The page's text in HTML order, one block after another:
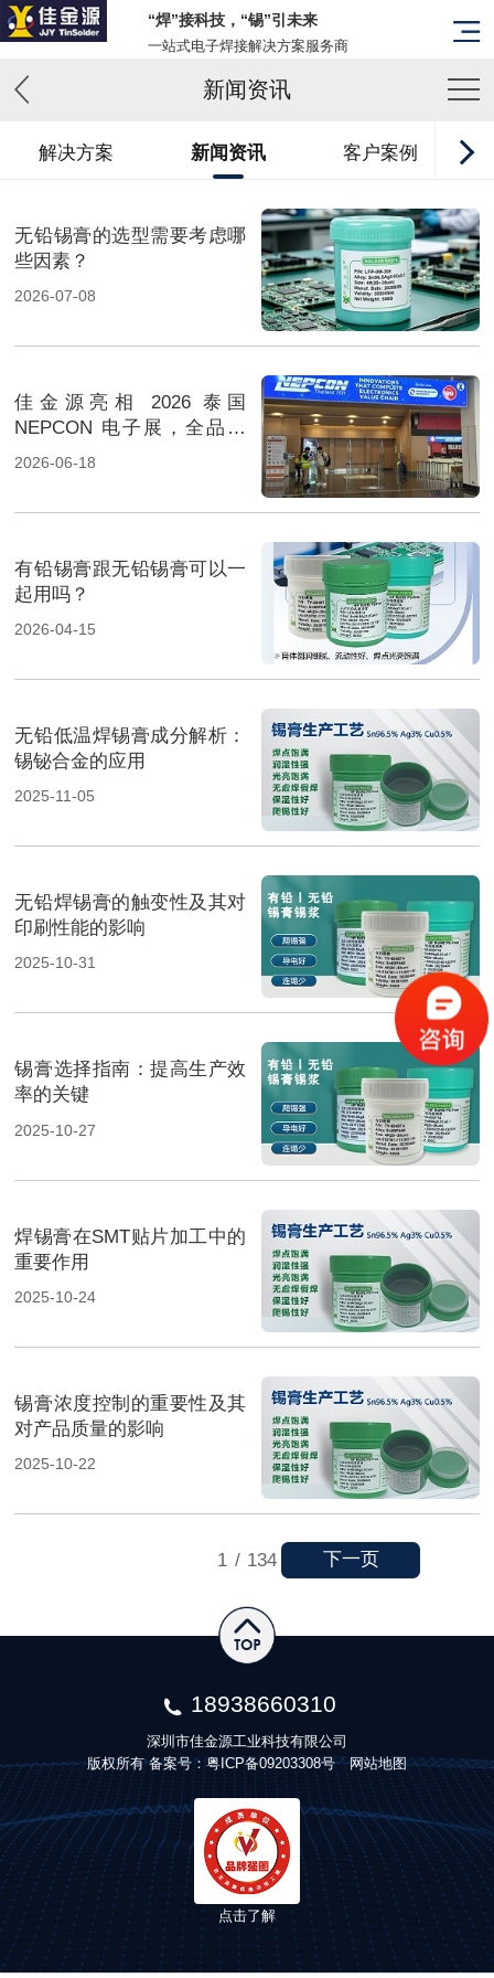
“焊”接科技，“锡”引未来
一站式电子焊接解决方案服务商
新闻资讯
解决方案 新闻资讯 客户案例
无铅锡膏的选型需要考虑哪
些因素？
2026-07-08
佳金源亮相 2026 泰国
NEPCON 电子展，全品类
焊料重磅展出，高性能锡膏
2026-06-18
有铅锡膏跟无铅锡膏可以一
起用吗？
2026-04-15
无铅低温焊锡膏成分解析：
锡铋合金的应用
2025-11-05
无铅焊锡膏的触变性及其对
印刷性能的影响
2025-10-31
锡膏选择指南：提高生产效
率的关键
2025-10-27
焊锡膏在SMT贴片加工中的
重要作用
2025-10-24
锡膏浓度控制的重要性及其
对产品质量的影响
2025-10-22
1 / 134 下一页
18938660310
深圳市佳金源工业科技有限公司
版权所有 备案号：粤ICP备09203308号 网站地图
点击了解